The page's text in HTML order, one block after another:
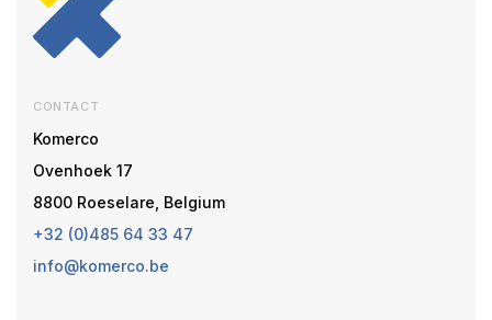
CONTACT
Komerco
Ovenhoek 17
8800 Roeselare, Belgium
+32 (0)485 64 33 47
info@komerco.be